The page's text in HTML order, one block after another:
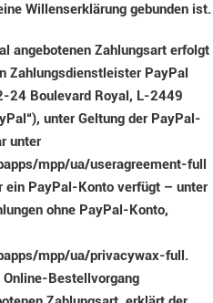
Willenserklärung gebunden ist.
angebotenen Zahlungsart erfolgt
Zahlungsdienstleister PayPal
24 Boulevard Royal, L-2449
unter Geltung der PayPal-
unter
mpp/ua/useragreement-full
ein PayPal-Konto verfügt – unter
ohne PayPal-Konto,
mpp/ua/privacywax-full.
Bestellvorgang